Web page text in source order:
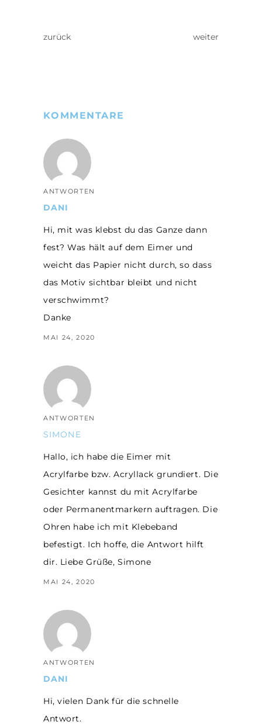
zurück weiter
KOMMENTARE
ANTWORTEN
DANI
Hi, mit was klebst du das Ganze dann
fest? Was hält auf dem Eimer und
weicht das Papier nicht durch, so dass
das Motiv sichtbar bleibt und nicht
verschwimmt?
Danke
MAI 24, 2020
ANTWORTEN
SIMONE
Hallo, ich habe die Eimer mit
Acrylfarbe bzw. Acryllack grundiert. Die
Gesichter kannst du mit Acrylfarbe
oder Permanentmarkern auftragen. Die
Ohren habe ich mit Klebeband
befestigt. Ich hoffe, die Antwort hilft
dir. Liebe Grüße, Simone
MAI 24, 2020
ANTWORTEN
DANI
Hi, vielen Dank für die schnelle
Antwort.